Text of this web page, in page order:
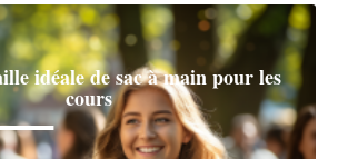
idéale de sac à main pour les
cours